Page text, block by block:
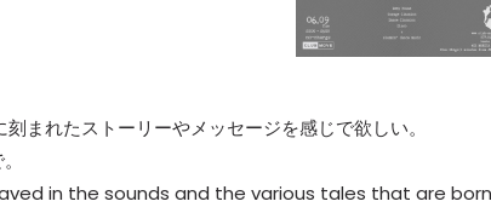
まれたストーリーやメッセージを感じで欲しい。
in the sounds and the various tales that are born